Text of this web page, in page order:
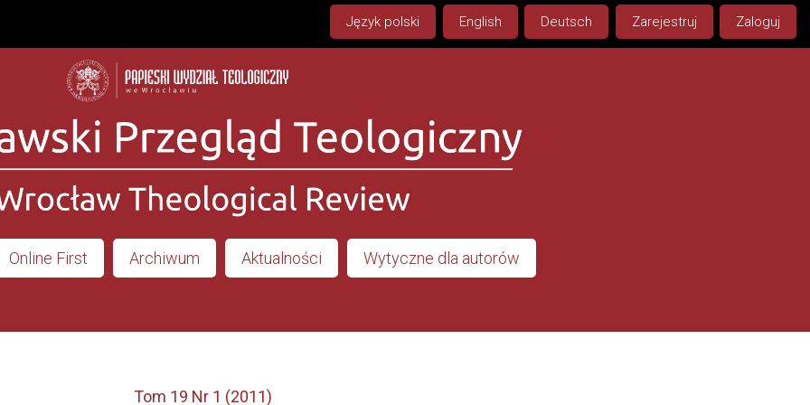
Język polski English Deutsch Zarejestruj Zaloguj
Online First Archiwum Aktualności Wytyczne dla autorów
Tom 19 Nr 1 (2011)